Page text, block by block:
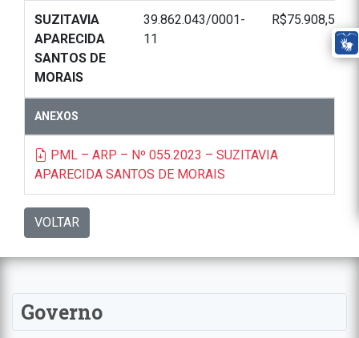
SUZITAVIA
APARECIDA
SANTOS DE
MORAIS
39.862.043/0001-
11
R$75.908,55
ANEXOS
PML – ARP – Nº 055.2023 – SUZITAVIA
APARECIDA SANTOS DE MORAIS
VOLTAR
Governo